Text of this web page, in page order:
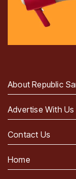
About Republic
Advertise With Us
Contact Us
Home